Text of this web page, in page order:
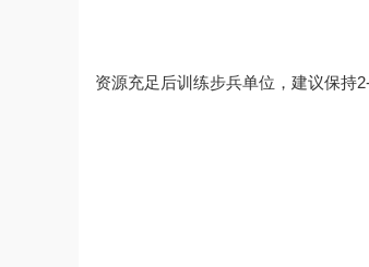
资源充足后训练步兵单位，建议保持